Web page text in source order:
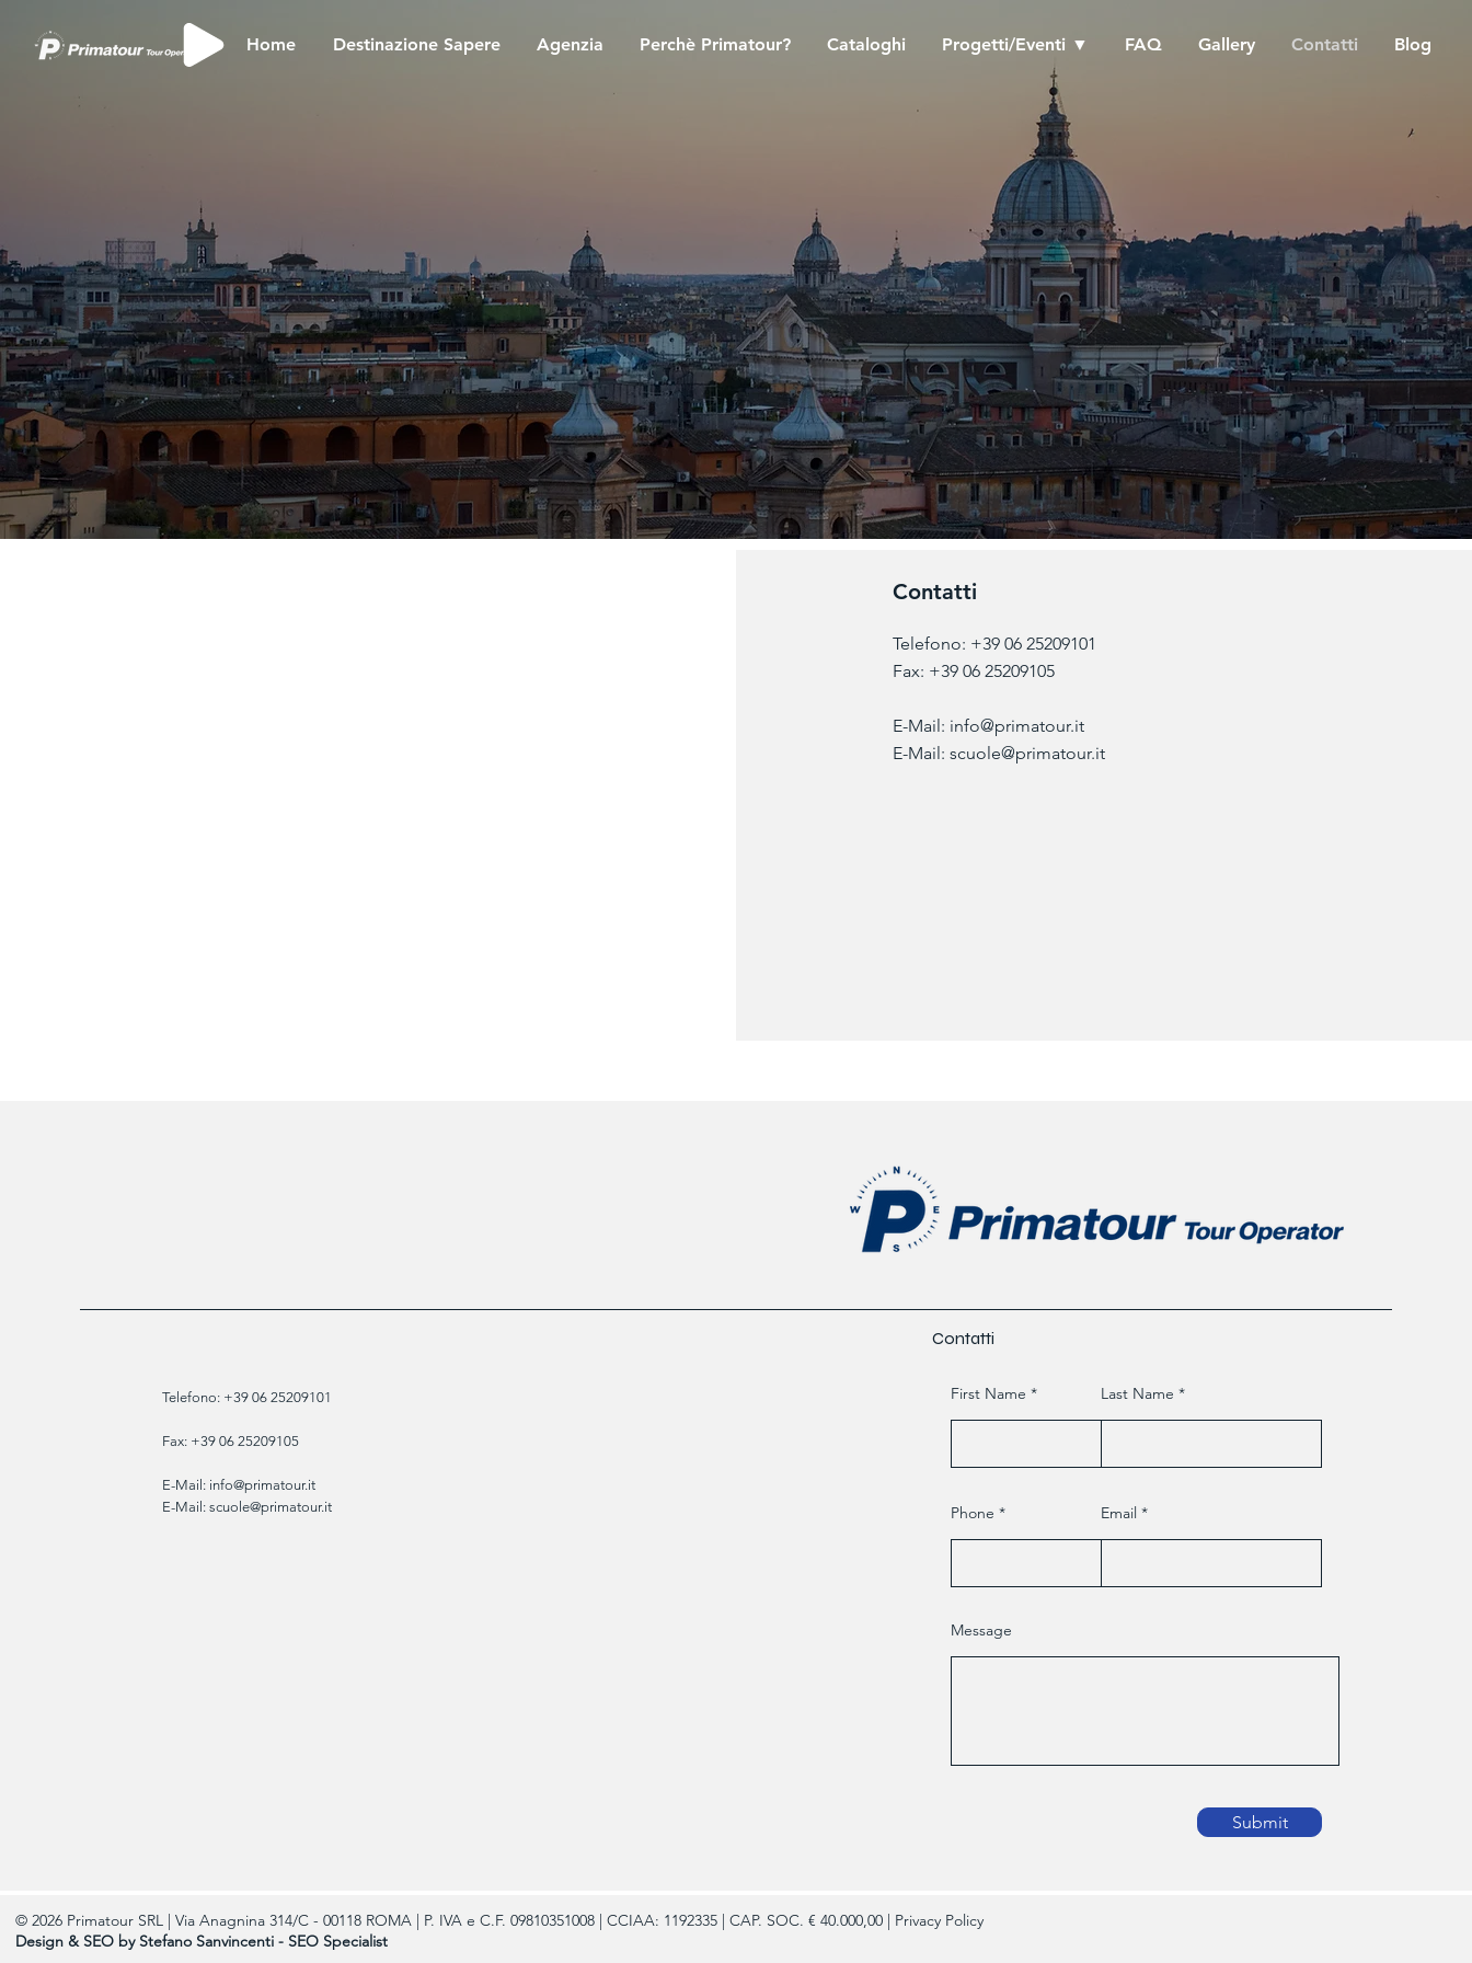
Home Destinazione Sapere Agenzia Perchè Primatour? Cataloghi Progetti/Eventi ▼ FAQ Gallery Contatti Blog
Contatti
Telefono: +39 06 25209101
Fax: +39 06 25209105
E-Mail: info@primatour.it
E-Mail: scuole@primatour.it
Telefono: +39 06 25209101
Fax: +39 06 25209105
E-Mail: info@primatour.it
E-Mail: scuole@primatour.it
Contatti
First Name Last Name
Phone Email
Message
Submit
© 2026 Primatour SRL | Via Anagnina 314/C - 00118 ROMA | P. IVA e C.F. 09810351008 | CCIAA: 1192335 | CAP. SOC. € 40.000,00 | Privacy Policy
Design & SEO by Stefano Sanvincenti - SEO Specialist